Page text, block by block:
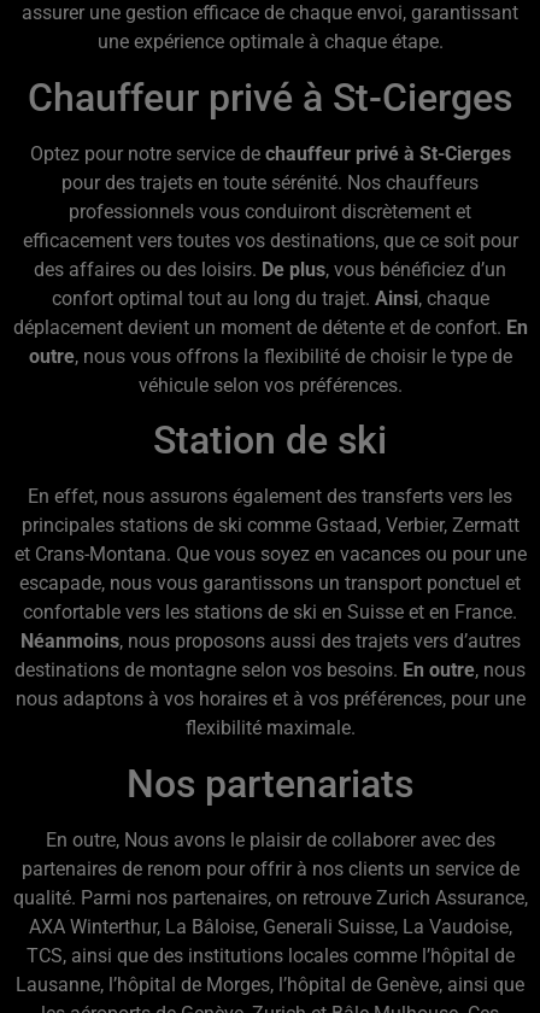
assurer une gestion efficace de chaque envoi, garantissant
une expérience optimale à chaque étape.
Chauffeur privé à St-Cierges
Optez pour notre service de chauffeur privé à St-Cierges
pour des trajets en toute sérénité. Nos chauffeurs
professionnels vous conduiront discrètement et
efficacement vers toutes vos destinations, que ce soit pour
des affaires ou des loisirs. De plus, vous bénéficiez d’un
confort optimal tout au long du trajet. Ainsi, chaque
déplacement devient un moment de détente et de confort. En
outre, nous vous offrons la flexibilité de choisir le type de
véhicule selon vos préférences.
Station de ski
En effet, nous assurons également des transferts vers les
principales stations de ski comme Gstaad, Verbier, Zermatt
et Crans-Montana. Que vous soyez en vacances ou pour une
escapade, nous vous garantissons un transport ponctuel et
confortable vers les stations de ski en Suisse et en France.
Néanmoins, nous proposons aussi des trajets vers d’autres
destinations de montagne selon vos besoins. En outre, nous
nous adaptons à vos horaires et à vos préférences, pour une
flexibilité maximale.
Nos partenariats
En outre, Nous avons le plaisir de collaborer avec des
partenaires de renom pour offrir à nos clients un service de
qualité. Parmi nos partenaires, on retrouve Zurich Assurance,
AXA Winterthur, La Bâloise, Generali Suisse, La Vaudoise,
TCS, ainsi que des institutions locales comme l’hôpital de
Lausanne, l’hôpital de Morges, l’hôpital de Genève, ainsi que